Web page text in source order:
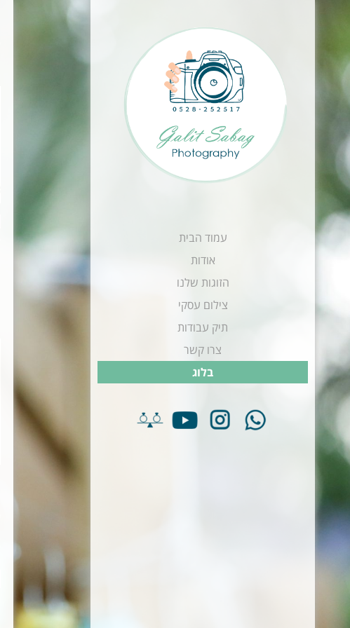
עמוד הבית
אודות
הזוגות שלנו
צילום עסקי
תיק עבודות
צרו קשר
בלוג